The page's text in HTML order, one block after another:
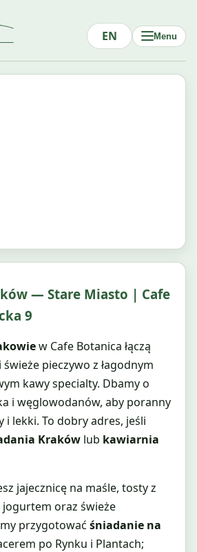
EN Menu
— Stare Miasto | Cafe
9
w Cafe Botanica łączą
pieczywo z łagodnym
kawy specialty. Dbamy o
i węglowodanów, aby poranny
i lekki. To dobry adres, jeśli
Kraków lub kawiarnia
jajecznicę na maśle, tosty z
oraz świeże
przygotować śniadanie na
po Rynku i Plantach;